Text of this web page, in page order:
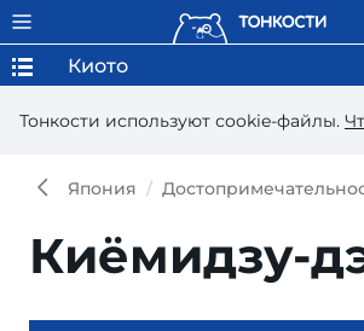
Тонкости используют сookie-файлы.
Киото
Япония
Киёмидзу-